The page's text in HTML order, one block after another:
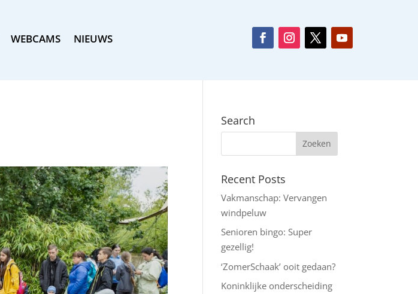
WEBCAMS NIEUWS
Search
Recent Posts
Vakmanschap: Vervangen
windpeluw
Senioren bingo: Super
gezellig!
‘ZomerSchaak’ ooit gedaan?
Koninklijke onderscheiding